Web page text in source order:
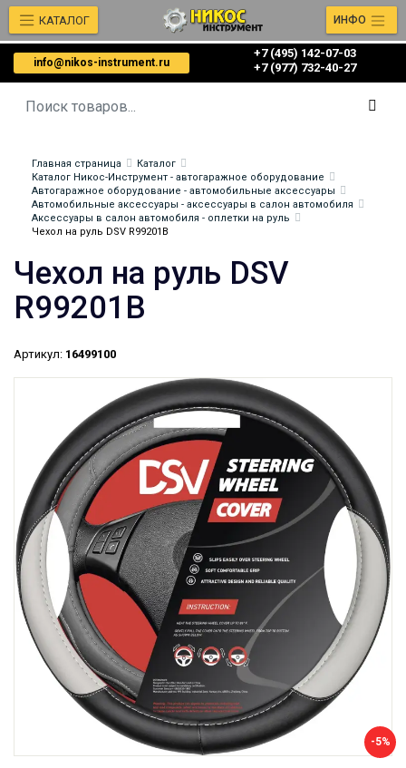
info@nikos-instrument.ru
+7 (495) 142-07-03
‎‎+7 (977) 732-40-27
КАТАЛОГ ИНФО
Главная страница
Каталог
Каталог Никос-Инструмент - автогаражное оборудование
Автогаражное оборудование - автомобильные аксессуары
Автомобильные аксессуары - аксессуары в салон автомобиля
Аксессуары в салон автомобиля - оплетки на руль
Чехол на руль DSV R99201B
Чехол на руль DSV
R99201B
Артикул: 16499100
-5%